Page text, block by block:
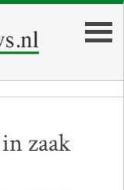
zaak